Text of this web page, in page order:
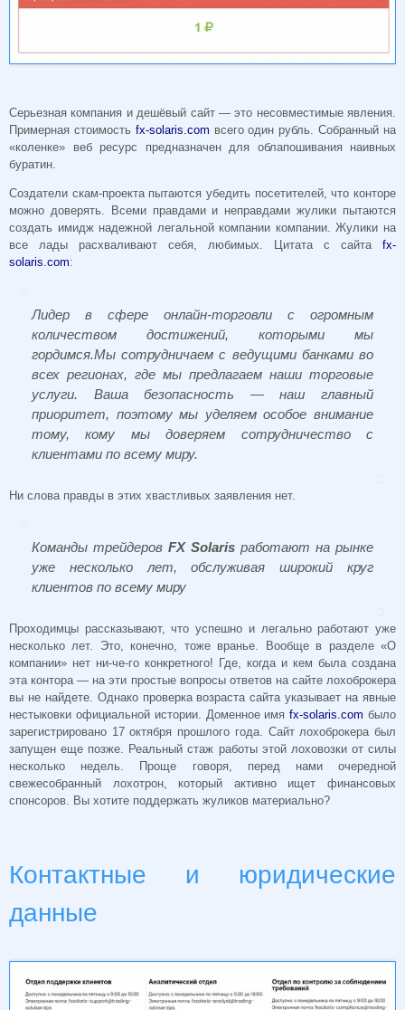
Серьезная компания и дешёвый сайт — это несовместимые явления.
Примерная стоимость fx-solaris.com всего один рубль. Собранный на
«коленке» веб ресурс предназначен для облапошивания наивных
буратин.
Создатели скам-проекта пытаются убедить посетителей, что конторе
можно доверять. Всеми правдами и неправдами жулики пытаются
создать имидж надежной легальной компании компании. Жулики на
все лады расхваливают себя, любимых. Цитата с сайта fx-
solaris.com:
Лидер в сфере онлайн-торговли с огромным
количеством достижений, которыми мы
гордимся.Мы сотрудничаем с ведущими банками во
всех регионах, где мы предлагаем наши торговые
услуги. Ваша безопасность — наш главный
приоритет, поэтому мы уделяем особое внимание
тому, кому мы доверяем сотрудничество с
клиентами по всему миру.
Ни слова правды в этих хвастливых заявления нет.
Команды трейдеров FX Solaris работают на рынке
уже несколько лет, обслуживая широкий круг
клиентов по всему миру
Проходимцы рассказывают, что успешно и легально работают уже
несколько лет. Это, конечно, тоже вранье. Вообще в разделе «О
компании» нет ни-че-го конкретного! Где, когда и кем была создана
эта контора — на эти простые вопросы ответов на сайте лохоброкера
вы не найдете. Однако проверка возраста сайта указывает на явные
нестыковки официальной истории. Доменное имяfx-solaris.com было
зарегистрировано 17 октября прошлого года. Сайт лохоброкера был
запущен еще позже. Реальный стаж работы этой лоховозки от силы
несколько недель. Проще говоря, перед нами очередной
свежесобранный лохотрон, который активно ищет финансовых
спонсоров. Вы хотите поддержать жуликов материально?
Контактные и юридические
данные